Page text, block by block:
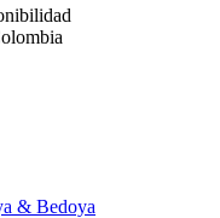
& Bedoya